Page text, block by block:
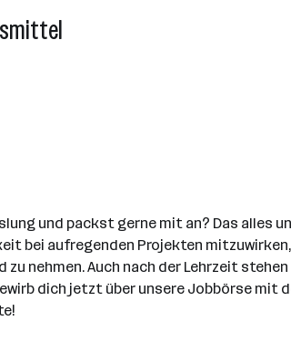
und packst gerne mit an? Das alles
bei aufregenden Projekten
nehmen. Auch nach der Lehrzeit
dich jetzt über unsere Jobbörse mit